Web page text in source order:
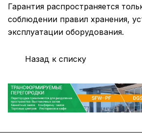
Гарантия распространяется
соблюдении правил хранения,
эксплуатации оборудования.
Назад к списку